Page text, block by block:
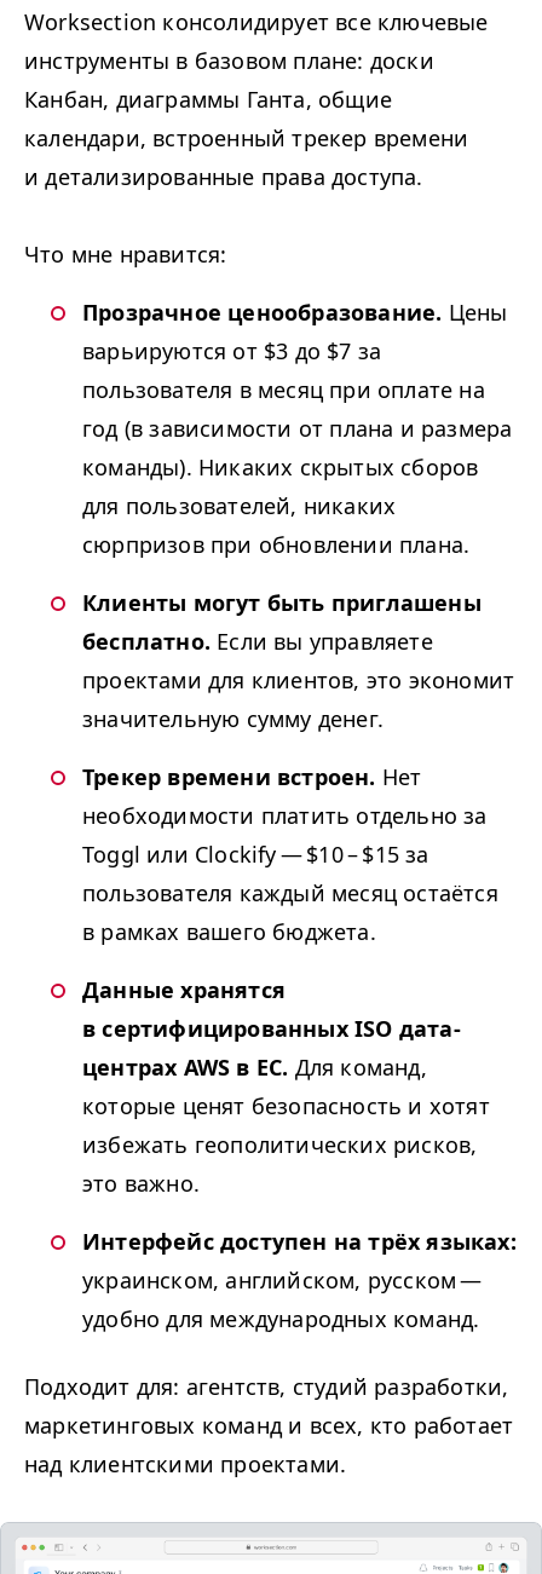
Worksection консолидирует все ключевые
инструменты в базовом плане: доски
Канбан, диаграммы Ганта, общие
календари, встроенный трекер времени
и детализированные права доступа.
Что мне нравится:
Прозрачное ценообразование. Цены
варьируются от $3 до $7 за
пользователя в месяц при оплате на
год (в зависимости от плана и размера
команды). Никаких скрытых сборов
для пользователей, никаких
сюрпризов при обновлении плана.
Клиенты могут быть приглашены
бесплатно. Если вы управляете
проектами для клиентов, это экономит
значительную сумму денег.
Трекер времени встроен. Нет
необходимости платить отдельно за
Toggl или Clockify — $10 – $15 за
пользователя каждый месяц остаётся
в рамках вашего бюджета.
Данные хранятся
в сертифицированных ISO дата-
центрах AWS в ЕС. Для команд,
которые ценят безопасность и хотят
избежать геополитических рисков,
это важно.
Интерфейс доступен на трёх языках:
украинском, английском, русском —
удобно для международных команд.
Подходит для: агентств, студий разработки,
маркетинговых команд и всех, кто работает
над клиентскими проектами.